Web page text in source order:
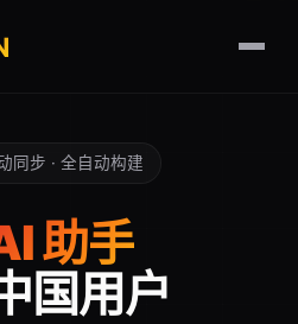
同步 · 全自动构建
助手
国用户